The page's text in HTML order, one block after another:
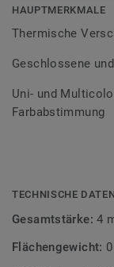
von
HAUPTMERKMALE
Thermische
Geschlossene
Uni- und
Farbabstimmung
TECHNISCHE DATEN
Gesamtstärke:4
Flächengewicht: